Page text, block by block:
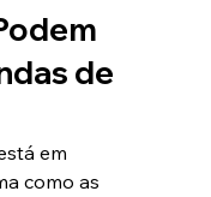
de
em
como as